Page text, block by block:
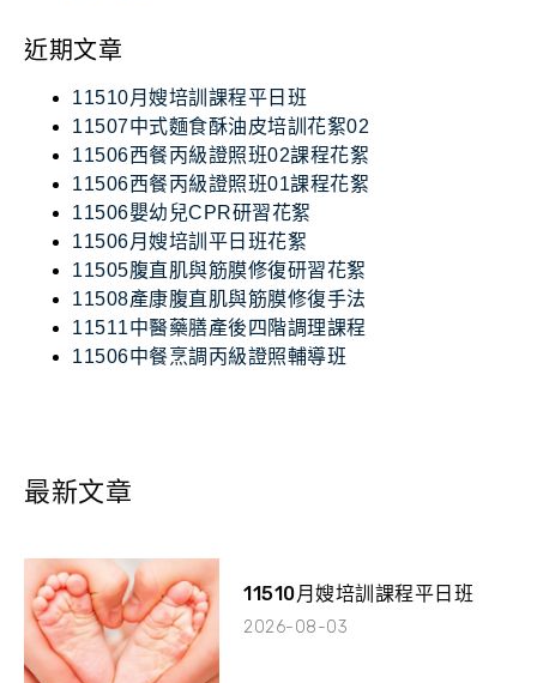
近期文章
11510月嫂培訓課程平日班
11507中式麵食酥油皮培訓花絮02
11506西餐丙級證照班02課程花絮
11506西餐丙級證照班01課程花絮
11506嬰幼兒CPR研習花絮
11506月嫂培訓平日班花絮
11505腹直肌與筋膜修復研習花絮
11508產康腹直肌與筋膜修復手法
11511中醫藥膳產後四階調理課程
11506中餐烹調丙級證照輔導班
最新文章
11510月嫂培訓課程平日班
2026-08-03